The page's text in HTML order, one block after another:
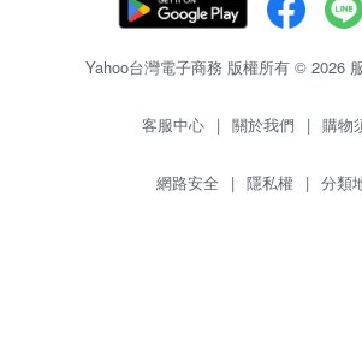
Yahoo台灣電子商務 版權所有 © 2026
客服中心 | 關於我們 | 購物
網路安全 | 隱私權 | 分類